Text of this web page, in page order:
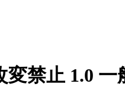
変禁止 1.0 一